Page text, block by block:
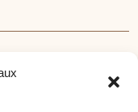
de lieux